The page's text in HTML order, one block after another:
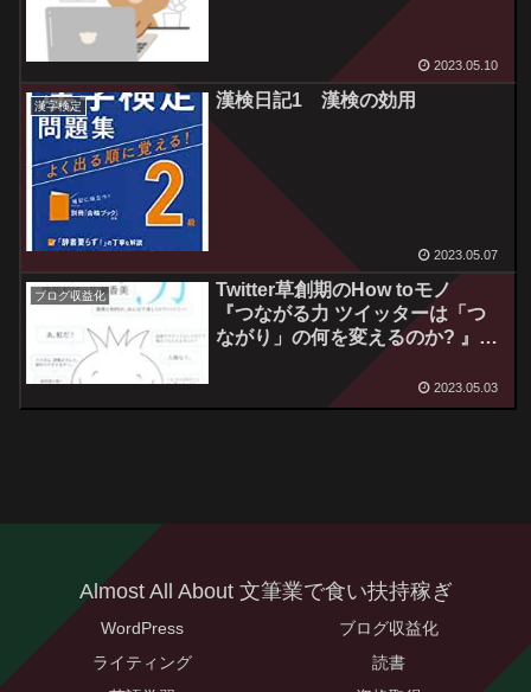
2023.05.10
漢字検定 漢検日記1 漢検の効用
2023.05.07
ブログ収益化
Twitter草創期のHow toモノ
『つながる力 ツイッターは「つ
ながり」の何を変えるのか? 』読
2023.05.03
Almost All About 文筆業で食い扶持稼ぎ
WordPress
ブログ収益化
ライティング
読書